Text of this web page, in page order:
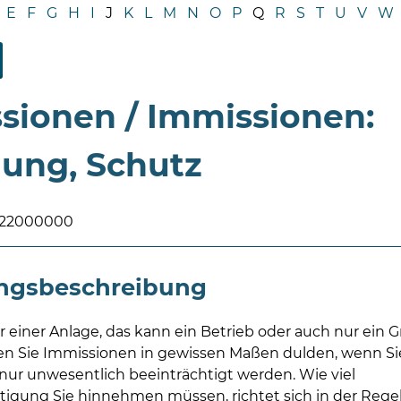
E F G H I J K L M N O P Q R S T U V W
/ Immissionen:
Schutz
einer Anlage, das kann ein Betrieb oder auch nur ein
Sie Immissionen in gewissen Maßen dulden, wenn
unwesentlich beeinträchtigt werden. Wie viel
Sie hinnehmen müssen, richtet sich in der